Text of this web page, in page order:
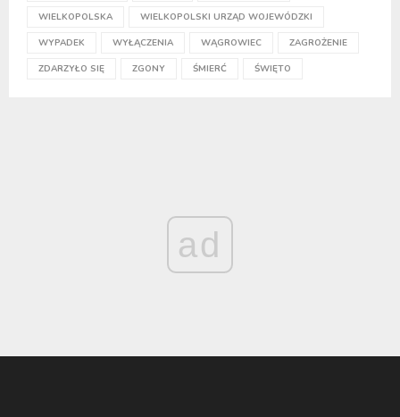
WIELKOPOLSKA WIELKOPOLSKI URZĄD WOJEWÓDZKI
WYPADEK WYŁĄCZENIA WĄGROWIEC ZAGROŻENIE
ZDARZYŁO SIĘ ZGONY ŚMIERĆ ŚWIĘTO
ad